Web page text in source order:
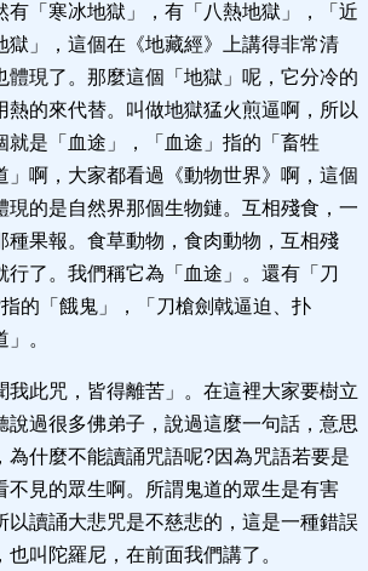
有「寒冰地獄」，有「八熱地獄」，「近
獄」，這個在《地藏經》上講得非常清
體現了。那麼這個「地獄」呢，它分冷的
熱的來代替。叫做地獄猛火煎逼啊，所以
就是「血途」，「血途」指的「畜牲
」啊，大家都看過《動物世界》啊，這個
現的是自然界那個生物鏈。互相殘食，一
種果報。食草動物，食肉動物，互相殘
行了。我們稱它為「血途」。還有「刀
的「餓鬼」，「刀槍劍戟逼迫、扑
。
我此咒，皆得離苦」。在這裡大家要樹立
說過很多佛弟子，說過這麼一句話，意思
為什麼不能讀誦咒語呢?因為咒語若要是
不見的眾生啊。所謂鬼道的眾生是有害
以讀誦大悲咒是不慈悲的，這是一種錯誤
叫陀羅尼，在前面我們講了。